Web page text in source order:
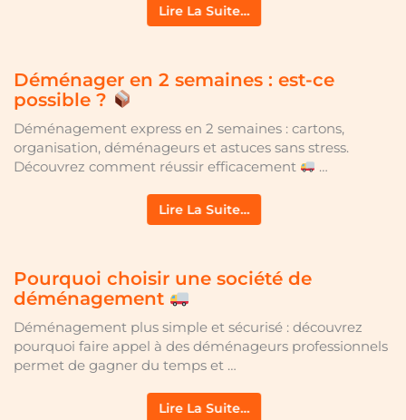
Lire La Suite…
Déménager en 2 semaines : est-ce
possible ?
Déménagement express en 2 semaines : cartons,
organisation, déménageurs et astuces sans stress.
Découvrez comment réussir efficacement
…
Lire La Suite…
Pourquoi choisir une société de
déménagement
Déménagement plus simple et sécurisé : découvrez
pourquoi faire appel à des déménageurs professionnels
permet de gagner du temps et …
Lire La Suite…